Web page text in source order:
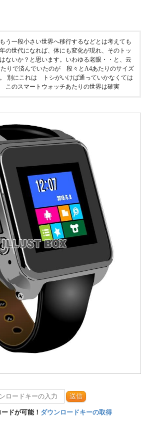
う一段小さい世界へ移行するなどとは考えても
の世代になれば、体にも変化が現れ、そのトッ
ないか？と思います。いわゆる老眼・・と、云
りで済んでいたのが 段々とA4あたりのサイズ
別にこれは トシがいけば通っていかなくては
このスマートウォッチあたりの世界は確実
送信
ドが可能！ ダウンロードキーの取得